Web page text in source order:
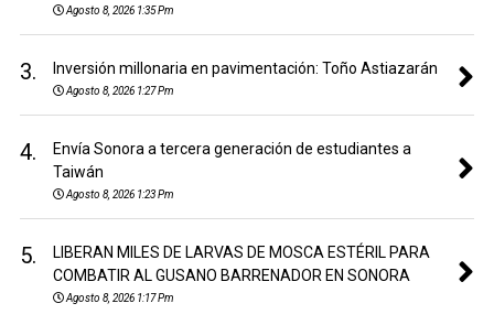
Agosto 8, 2026 1:35 Pm
3. Inversión millonaria en pavimentación: Toño Astiazarán
Agosto 8, 2026 1:27 Pm
4.
Envía Sonora a tercera generación de estudiantes a
Taiwán
Agosto 8, 2026 1:23 Pm
5.
LIBERAN MILES DE LARVAS DE MOSCA ESTÉRIL PARA
COMBATIR AL GUSANO BARRENADOR EN SONORA
Agosto 8, 2026 1:17 Pm